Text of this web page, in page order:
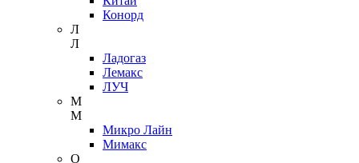
Конорд
Л
Л
Ладогаз
Лемакс
ЛУЧ
М
М
Микро Лайн
Мимакс
О